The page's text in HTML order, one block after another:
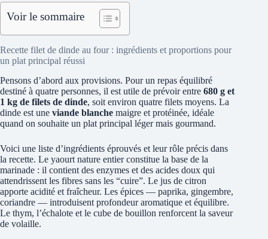
Voir le sommaire
Recette filet de dinde au four : ingrédients et proportions pour
un plat principal réussi
Pensons d’abord aux provisions. Pour un repas équilibré
destiné à quatre personnes, il est utile de prévoir entre 680 g et
1 kg de filets de dinde, soit environ quatre filets moyens. La
dinde est une viande blanche maigre et protéinée, idéale
quand on souhaite un plat principal léger mais gourmand.
Voici une liste d’ingrédients éprouvés et leur rôle précis dans
la recette. Le yaourt nature entier constitue la base de la
marinade : il contient des enzymes et des acides doux qui
attendrissent les fibres sans les “cuire”. Le jus de citron
apporte acidité et fraîcheur. Les épices — paprika, gingembre,
coriandre — introduisent profondeur aromatique et équilibre.
Le thym, l’échalote et le cube de bouillon renforcent la saveur
de volaille.